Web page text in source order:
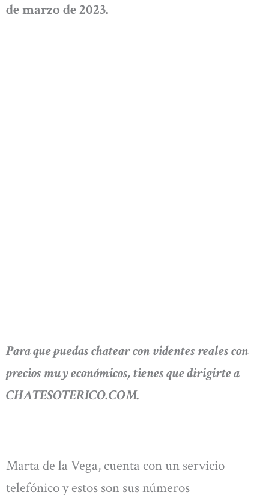
de marzo de 2023.
Para que puedas chatear con videntes reales con
precios muy económicos, tienes que dirigirte a
CHATESOTERICO.COM.
Marta de la Vega, cuenta con un servicio
telefónico y estos son sus números